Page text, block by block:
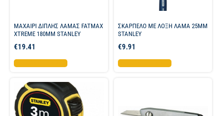
ΜΑΧΑΙΡΙ ΔΙΠΛΗΣ ΛΑΜΑΣ FATMAX
XTREME 180ΜΜ STANLEY
€19.41
Προσθήκη στο καλάθι
ΣΚΑΡΠΕΛΟ ΜΕ ΛΟΞΗ ΛΑΜΑ 25MM
STANLEY
€9.91
Προσθήκη στο καλάθι